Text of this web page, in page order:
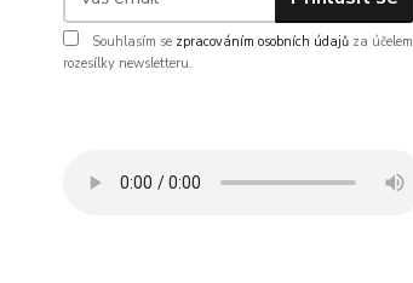
Souhlasím se zpracováním osobních údajů za účelem
rozesílky newsletteru.